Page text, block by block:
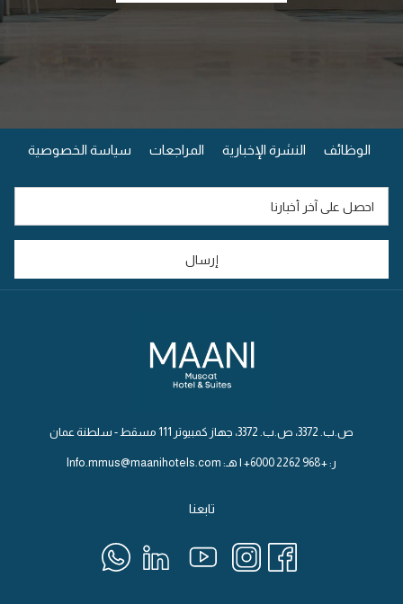
الوظائف النشرة الإخبارية المراجعاتيفتح
علامة
سياسة الخصوصية
إرسال
تابعنا
ص.ب. 3372، ص.ب. 3372، جهاز كمبيوتر 111 مسقط - سلطنة عمان
ر: +968 2262 6000+ | هـ: Info.mmus@maanihotels.com